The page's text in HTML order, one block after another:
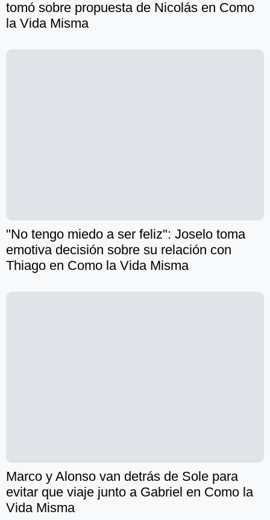
tomó sobre propuesta de Nicolás en Como
la Vida Misma
"No tengo miedo a ser feliz": Joselo toma
emotiva decisión sobre su relación con
Thiago en Como la Vida Misma
Marco y Alonso van detrás de Sole para
evitar que viaje junto a Gabriel en Como la
Vida Misma